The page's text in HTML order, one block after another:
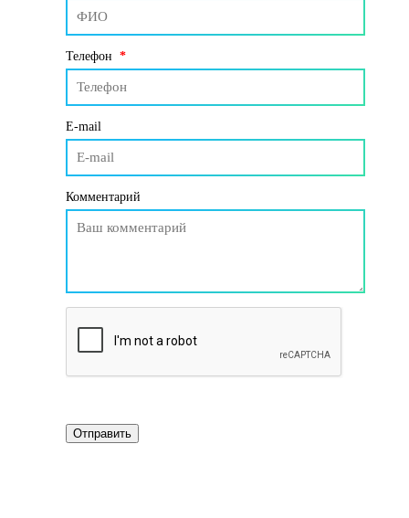
Телефон *
E-mail
Комментарий
Отправить